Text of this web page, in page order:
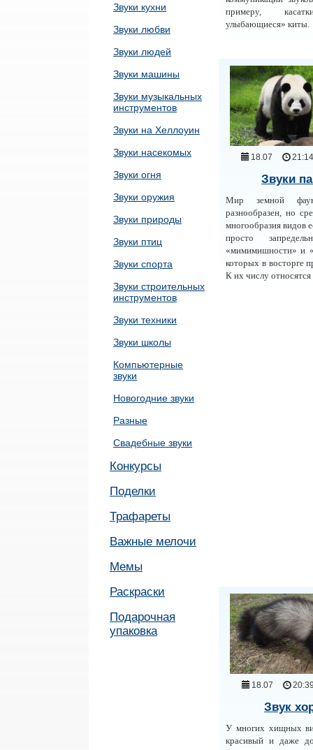
Звуки кухни
Звуки любви
Звуки людей
Звуки машины
Звуки музыкальных
инструментов
Звуки на Хеллоуин
Звуки насекомых
Звуки огня
Звуки оружия
Звуки природы
Звуки птиц
Звуки спорта
Звуки строительных
инструментов
Звуки техники
Звуки школы
Компьютерные
звуки
Новогодние звуки
Разные
Свадебные звуки
Конкурсы
Поделки
Трафареты
Важные мелочи
Мемы
Раскраски
Подарочная
упаковка
примеру,
улыбающиеся» киты.
18.07 21:14
Звуки
Мир земной
разнообразен, но
многообразия видов
просто
«мимимишности» и
которых в восторге
К их числу
18.07
Звук
У многих хищных
красивый и даже